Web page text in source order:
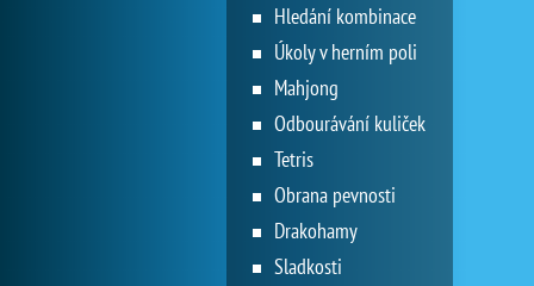
Hledání kombinace
Úkoly v herním poli
Mahjong
Odbourávání kuliček
Tetris
Obrana pevnosti
Drakohamy
Sladkosti